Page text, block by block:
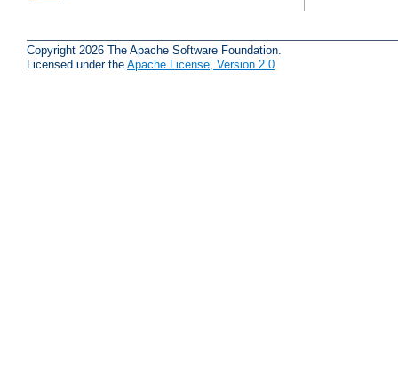
Copyright 2026 The Apache Software Foundation.
Licensed under the Apache License, Version 2.0